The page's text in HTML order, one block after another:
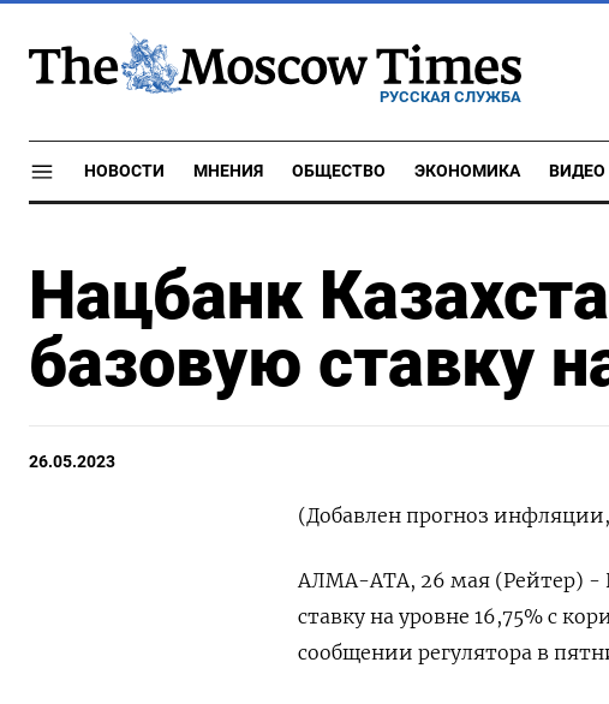
РУССКАЯ СЛУЖБА
НОВОСТИ МНЕНИЯ ОБЩЕСТВО ЭКОНОМИКА ВИДЕО
Нацбанк
базовую ставку
26.05.2023
(Добавлен прогноз
АЛМА-АТА, 26 мая (Рейтер) -
ставку на уровне 16,75% с
сообщении регулятора в